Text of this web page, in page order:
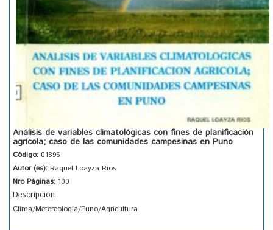
Análisis de variables climatológicas con fines de planificación
agrícola; caso de las comunidades campesinas en Puno
Código: 01895
Autor (es): Raquel Loayza Rios
Nro Páginas: 100
Descripción
Clima/Metereología/Puno/Agricultura